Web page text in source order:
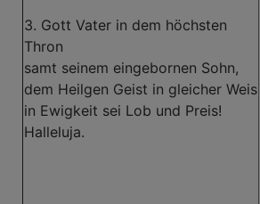
3. Gott Vater in dem höchsten
Thron
samt seinem eingebornen Sohn,
dem Heilgen Geist in gleicher Weis
in Ewigkeit sei Lob und Preis!
Halleluja.